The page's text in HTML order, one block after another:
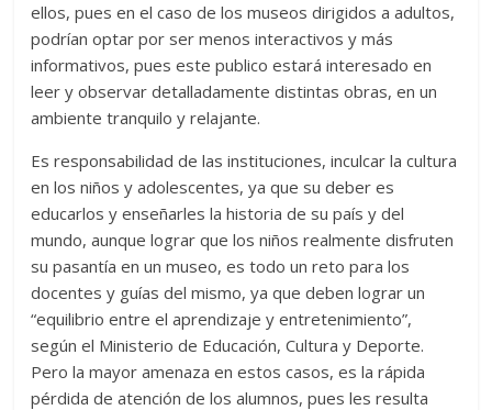
ellos, pues en el caso de los museos dirigidos a adultos,
podrían optar por ser menos interactivos y más
informativos, pues este publico estará interesado en
leer y observar detalladamente distintas obras, en un
ambiente tranquilo y relajante.
Es responsabilidad de las instituciones, inculcar la cultura
en los niños y adolescentes, ya que su deber es
educarlos y enseñarles la historia de su país y del
mundo, aunque lograr que los niños realmente disfruten
su pasantía en un museo, es todo un reto para los
docentes y guías del mismo, ya que deben lograr un
“equilibrio entre el aprendizaje y entretenimiento”,
según el Ministerio de Educación, Cultura y Deporte.
Pero la mayor amenaza en estos casos, es la rápida
pérdida de atención de los alumnos, pues les resulta